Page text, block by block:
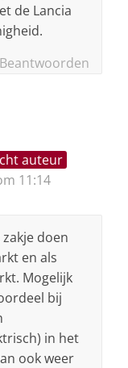
de Lancia
Beantwoorden
auteur
11:14
doen
en als
Mogelijk
bij
in het
ook weer